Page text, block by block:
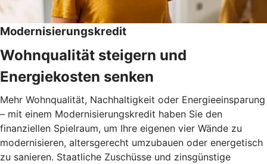
Modernisierungskredit
Wohnqualität steigern und
Energiekosten senken
Mehr Wohnqualität, Nachhaltigkeit oder Energieeinsparung
– mit einem Modernisierungskredit haben Sie den
finanziellen Spielraum, um Ihre eigenen vier Wände zu
modernisieren, altersgerecht umzubauen oder energetisch
zu sanieren. Staatliche Zuschüsse und zinsgünstige